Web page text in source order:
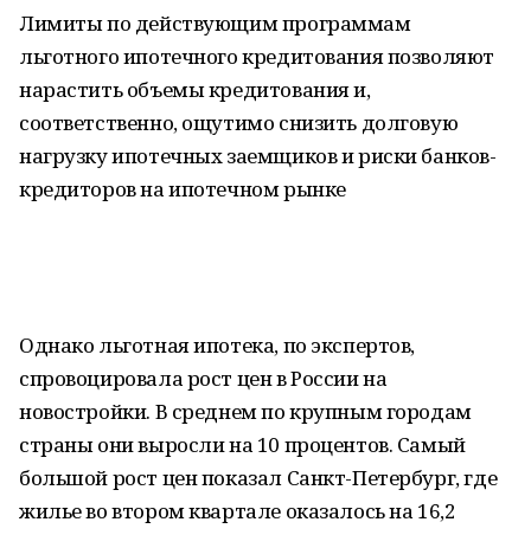
Лимиты по действующим программам
льготного ипотечного кредитования позволяют
нарастить объемы кредитования и,
соответственно, ощутимо снизить долговую
нагрузку ипотечных заемщиков и риски банков-
кредиторов на ипотечном рынке
Однако льготная ипотека, по экспертов,
спровоцировала рост цен в России на
новостройки. В среднем по крупным городам
страны они выросли на 10 процентов. Самый
большой рост цен показал Санкт-Петербург, где
жилье во втором квартале оказалось на 16,2